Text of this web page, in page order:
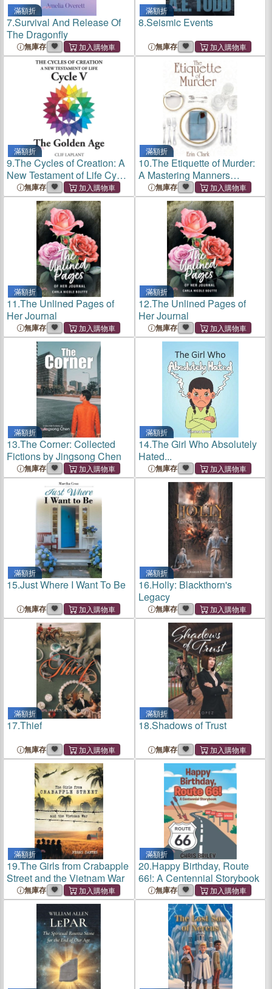
滿額折
7.Survival And Release Of
The Dragonfly
無庫存
滿額折
8.Seismic Events
無庫存
滿額折
9.The Cycles of Creation: A
New Testament of Life Cycle
V The Golden Age
無庫存
滿額折
10.The Etiquette of Murder:
A Mastering Manners
Mystery
無庫存
滿額折
11.The Unlined Pages of
Her Journal
無庫存
滿額折
12.The Unlined Pages of
Her Journal
無庫存
滿額折
13.The Corner: Collected
Fictions by Jingsong Chen
無庫存
滿額折
14.The Girl Who Absolutely
Hated...
無庫存
滿額折
15.Just Where I Want To Be
無庫存
滿額折
16.Holly: Blackthorn's
Legacy
無庫存
滿額折
17.Thief
無庫存
滿額折
18.Shadows of Trust
無庫存
滿額折
19.The Girls from Crabapple
Street and the Vietnam War
無庫存
滿額折
20.Happy Birthday, Route
66!: A Centennial Storybook
無庫存